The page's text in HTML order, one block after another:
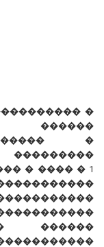
�
������
�
���������
� ���� � 1
������